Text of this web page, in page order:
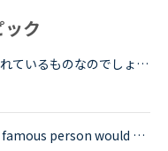
ク
先生に自分の個人情報はどこまで知られているものなのでしょうか？発音のレッスンで、一回でうまくできなかったチャプターがあったので違う先生で再度受講しました。その時に先生に「あ、一回やったのね？」と聞...
カラン stage5 パラグラフ397「What famous person would you most like to look like?」というQuestionについて教えてください。1)どういう意味でしょうか？「あなたが最も似ている有名人は？」という意味かと思...